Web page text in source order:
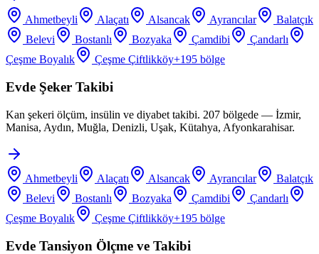
Ahmetbeyli Alaçatı Alsancak Ayrancılar
Balatçık
Belevi
Bostanlı Bozyaka Çamdibi
Çandarlı
Çeşme Boyalık
Çeşme Çiftlikköy+195 bölge
Evde Şeker Takibi
Kan şekeri ölçüm, insülin ve diyabet takibi. 207 bölgede — İzmir,
Manisa, Aydın, Muğla, Denizli, Uşak, Kütahya, Afyonkarahisar.
Ahmetbeyli Alaçatı Alsancak Ayrancılar
Balatçık
Belevi
Bostanlı Bozyaka Çamdibi
Çandarlı
Çeşme Boyalık
Çeşme Çiftlikköy+195 bölge
Evde Tansiyon Ölçme ve Takibi